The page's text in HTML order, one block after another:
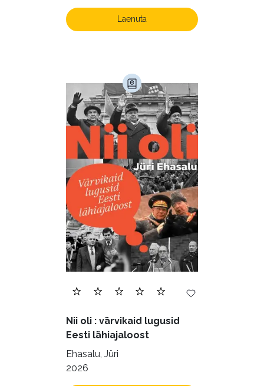
Laenuta
Nii oli : värvikaid lugusid
Eesti lähiajaloost
Ehasalu, Jüri
2026